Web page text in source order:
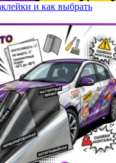
и как выбрать